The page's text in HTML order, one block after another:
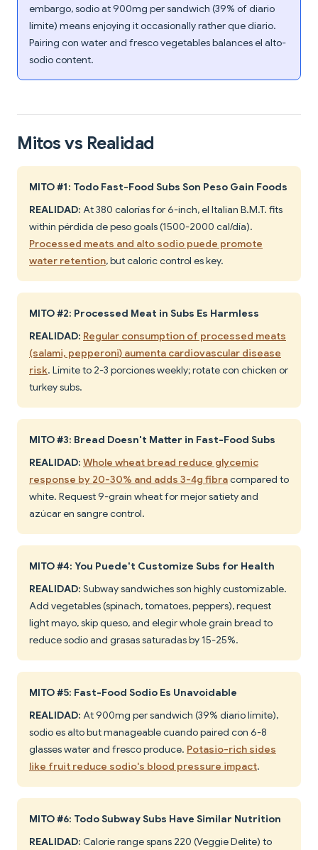
embargo, sodio at 900mg per sandwich (39% of diario
límite) means enjoying it occasionally rather que diario.
Pairing con water and fresco vegetables balances el alto-
sodio content.
Mitos vs Realidad
MITO #1: Todo Fast-Food Subs Son Peso Gain Foods
REALIDAD: At 380 calorías for 6-inch, el Italian B.M.T. fits
within pérdida de peso goals (1500-2000 cal/día).
Processed meats and alto sodio puede promote
water retention, but caloric control es key.
MITO #2: Processed Meat in Subs Es Harmless
REALIDAD: Regular consumption of processed meats
(salami, pepperoni) aumenta cardiovascular disease
risk. Límite to 2-3 porciones weekly; rotate con chicken or
turkey subs.
MITO #3: Bread Doesn't Matter in Fast-Food Subs
REALIDAD: Whole wheat bread reduce glycemic
response by 20-30% and adds 3-4g fibracompared to
white. Request 9-grain wheat for mejor satiety and
azúcar en sangre control.
MITO #4: You Puede't Customize Subs for Health
REALIDAD: Subway sandwiches son highly customizable.
Add vegetables (spinach, tomatoes, peppers), request
light mayo, skip queso, and elegir whole grain bread to
reduce sodio and grasas saturadas by 15-25%.
MITO #5: Fast-Food Sodio Es Unavoidable
REALIDAD: At 900mg per sandwich (39% diario límite),
sodio es alto but manageable cuando paired con 6-8
glasses water and fresco produce. Potasio-rich sides
like fruit reduce sodio's blood pressure impact.
MITO #6: Todo Subway Subs Have Similar Nutrition
REALIDAD: Calorie range spans 220 (Veggie Delite) to